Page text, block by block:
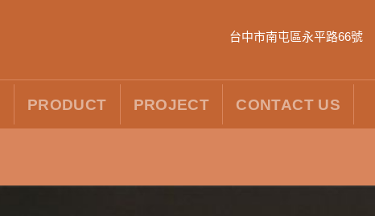
台中市南屯區永平路66號
PRODUCT PROJECT CONTACT US